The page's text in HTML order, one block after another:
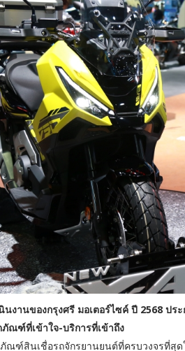
นงานของกรุงศรี มอเตอร์ไซค์ ปี 2568 ปร
ณฑ์ที่เข้าใจ-บริการที่เข้าถึง
ณฑ์สินเชื่อรถจักรยานยนต์ที่ครบวงจรที่สุด